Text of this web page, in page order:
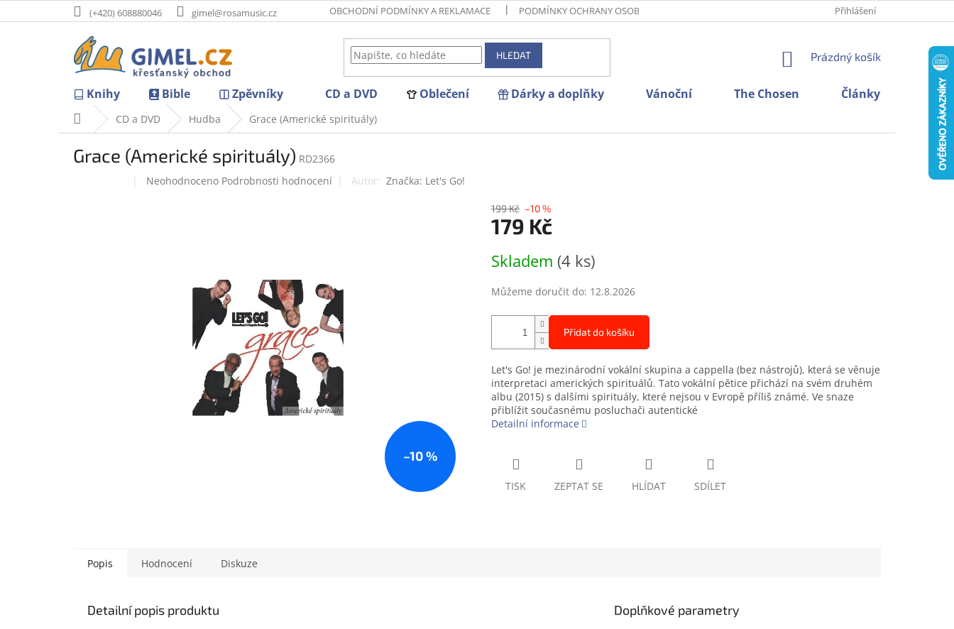
na
(+420) 608880046 gimel@rosamusic.cz OBCHODNÍ PODMÍNKY A REKLAMACE PODMÍNKY OCHRANY OSOBNÍCH ÚDAJŮ Přihlášení
HLEDAT
NÁKUPNÍ
Prázdný košík
Knihy Bible Zpěvníky CD a DVD Oblečení Dárky a doplňky Vánoční The Chosen Články
Domů CD a DVD Hudba Grace (Americké spirituály)
Grace (Americké spirituály) RD2366
Průměrné
Neohodnoceno Podrobnosti hodnocení Značka: Let's Go!
–10 %
199 Kč –10 %
179 Kč
cena:
Skladem (4 ks)
Můžeme doručit do: 12.8.2026
Přidat do košíku
Let's Go! je mezinárodní vokální skupina a cappella (bez nástrojů), která se věnuje
interpretaci amerických spirituálů. Tato vokální pětice přichází na svém druhém
albu (2015) s dalšími spirituály, které nejsou v Evropě příliš známé. Ve snaze
přiblížit současnému posluchači autentické
Detailní informace
TISK ZEPTAT SE HLÍDAT SDÍLET
Popis Hodnocení Diskuze
Detailní popis produktu Doplňkové parametry